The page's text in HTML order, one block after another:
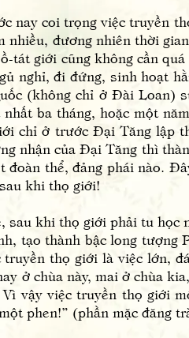
coi trọng việc truyền
nhiều, đương nhiên thời
tát giới cũng không cần
nghỉ, đi đứng, sinh hoạt
(không chỉ ở Đài Loan)
ba tháng, hoặc một
chỉ ở trước Đại Tăng lập
nhận của Đại Tăng thì
đoàn thể, đảng phái nào.
khi thọ giới!
khi thọ giới phải tu học
tạo thành bậc long tượng
truyền thọ giới là việc lớn,
ở chùa này, mai ở chùa
vậy việc truyền thọ giới
phen!” (phần mặc đăng